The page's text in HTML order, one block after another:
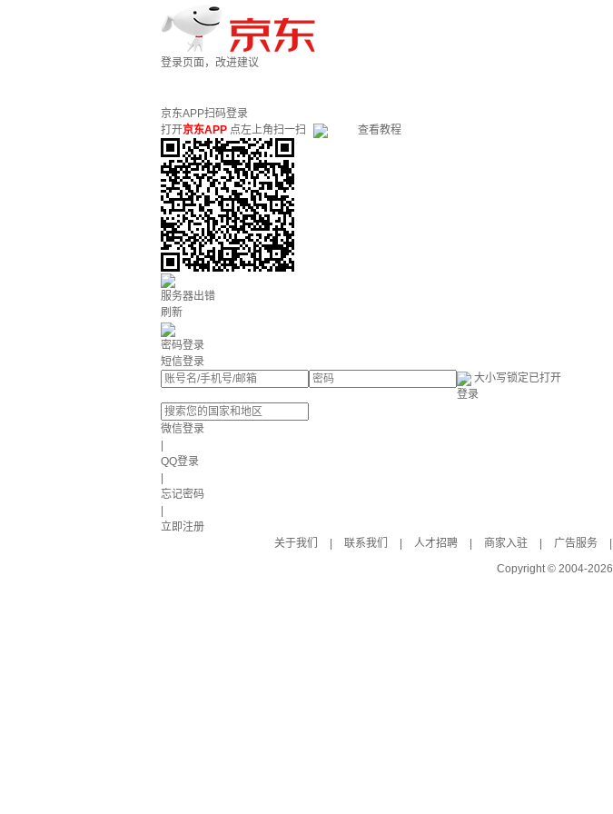
登录页面，改进建议
京东APP扫码登录
打开京东APP 点左上角扫一扫 查看教程
服务器出错
刷新
密码登录
短信登录
大小写锁定已打开
登录
微信登录
QQ登录
忘记密码
立即注册
关于我们
联系我们 人才招聘 商家入驻 广告服务
Copyright © 2004-2026